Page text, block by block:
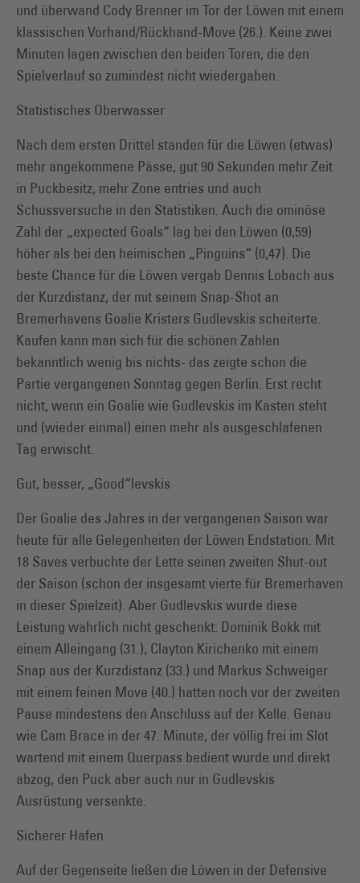
und überwand Cody Brenner im Tor der Löwen mit einem
klassischen Vorhand/Rückhand-Move (26.). Keine zwei
Minuten lagen zwischen den beiden Toren, die den
Spielverlauf so zumindest nicht wiedergaben.
Statistisches Oberwasser
Nach dem ersten Drittel standen für die Löwen (etwas)
mehr angekommene Pässe, gut 90 Sekunden mehr Zeit
in Puckbesitz, mehr Zone entries und auch
Schussversuche in den Statistiken. Auch die ominöse
Zahl der „expected Goals“ lag bei den Löwen (0,59)
höher als bei den heimischen „Pinguins“ (0,47). Die
beste Chance für die Löwen vergab Dennis Lobach aus
der Kurzdistanz, der mit seinem Snap-Shot an
Bremerhavens Goalie Kristers Gudlevskis scheiterte.
Kaufen kann man sich für die schönen Zahlen
bekanntlich wenig bis nichts- das zeigte schon die
Partie vergangenen Sonntag gegen Berlin. Erst recht
nicht, wenn ein Goalie wie Gudlevskis im Kasten steht
und (wieder einmal) einen mehr als ausgeschlafenen
Tag erwischt.
Gut, besser, „Good“levskis
Der Goalie des Jahres in der vergangenen Saison war
heute für alle Gelegenheiten der Löwen Endstation. Mit
18 Saves verbuchte der Lette seinen zweiten Shut-out
der Saison (schon der insgesamt vierte für Bremerhaven
in dieser Spielzeit). Aber Gudlevskis wurde diese
Leistung wahrlich nicht geschenkt: Dominik Bokk mit
einem Alleingang (31.), Clayton Kirichenko mit einem
Snap aus der Kurzdistanz (33.) und Markus Schweiger
mit einem feinen Move (40.) hatten noch vor der zweiten
Pause mindestens den Anschluss auf der Kelle. Genau
wie Cam Brace in der 47. Minute, der völlig frei im Slot
wartend mit einem Querpass bedient wurde und direkt
abzog, den Puck aber auch nur in Gudlevskis
Ausrüstung versenkte.
Sicherer Hafen
Auf der Gegenseite ließen die Löwen in der Defensive